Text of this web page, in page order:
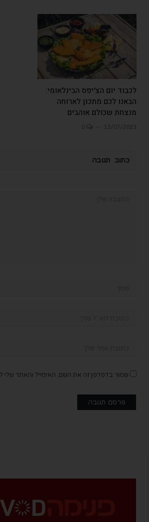
לכבוד יום הצ'יפס הבינלאומי:
הבאנו לכם מתכון לארוחה
מנצחת שכולם אוהבים
כתוב תגובה
שמור בדפדפן זה את השם, האימייל והאתר